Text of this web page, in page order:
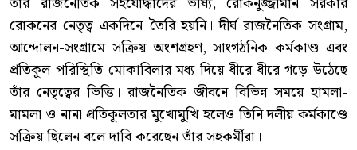
রোকনের নেতৃত্ব একদিনে তৈরি হয়নি। দীর্ঘ রাজনৈতিক সংগ্রাম,
আন্দোলন-সংগ্রামে সক্রিয় অংশগ্রহণ, সাংগঠনিক কর্মকাণ্ড এবং
প্রতিকূল পরিস্থিতি মোকাবিলার মধ্য দিয়ে ধীরে ধীরে গড়ে উঠেছে
তাঁর নেতৃত্বের ভিত্তি। রাজনৈতিক জীবনে বিভিন্ন সময়ে হামলা-
মামলা ও নানা প্রতিকূলতার মুখোমুখি হলেও তিনি দলীয় কর্মকাণ্ডে
সক্রিয় ছিলেন বলে দাবি করেছেন তাঁর সহকর্মীরা।